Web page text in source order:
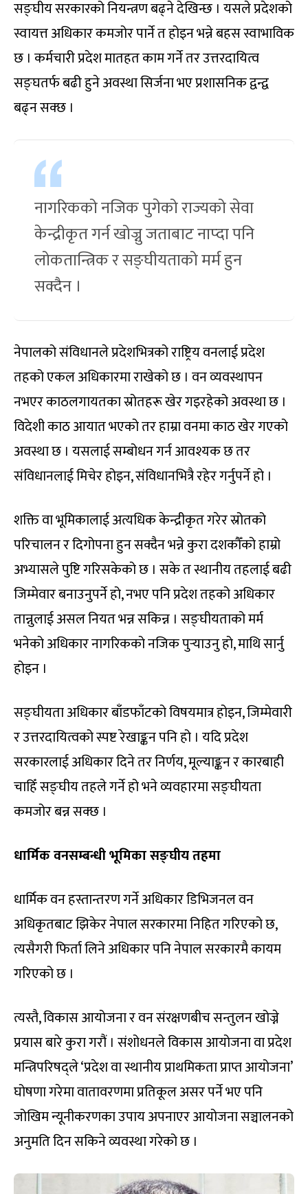
सङ्घीय सरकारको नियन्त्रण बढ्ने देखिन्छ । यसले प्रदेशको
स्वायत्त अधिकार कमजोर पार्ने त होइन भन्ने बहस स्वाभाविक
छ । कर्मचारी प्रदेश मातहत काम गर्ने तर उत्तरदायित्व
सङ्घतर्फ बढी हुने अवस्था सिर्जना भए प्रशासनिक द्वन्द्व
बढ्न सक्छ ।
नागरिकको नजिक पुगेको राज्यको सेवा
केन्द्रीकृत गर्न खोज्नु जताबाट नाप्दा पनि
लोकतान्त्रिक र सङ्घीयताको मर्म हुन
सक्दैन ।
नेपालको संविधानले प्रदेशभित्रको राष्ट्रिय वनलाई प्रदेश
तहको एकल अधिकारमा राखेको छ । वन व्यवस्थापन
नभएर काठलगायतका स्रोतहरू खेर गइरहेको अवस्था छ ।
विदेशी काठ आयात भएको तर हाम्रा वनमा काठ खेर गएको
अवस्था छ । यसलाई सम्बोधन गर्न आवश्यक छ तर
संविधानलाई मिचेर होइन, संविधानभित्रै रहेर गर्नुपर्ने हो ।
शक्ति वा भूमिकालाई अत्यधिक केन्द्रीकृत गरेर स्रोतको
परिचालन र दिगोपना हुन सक्दैन भन्ने कुरा दशकौँको हाम्रो
अभ्यासले पुष्टि गरिसकेको छ । सके त स्थानीय तहलाई बढी
जिम्मेवार बनाउनुपर्ने हो, नभए पनि प्रदेश तहको अधिकार
तान्नुलाई असल नियत भन्न सकिन्न । सङ्घीयताको मर्म
भनेको अधिकार नागरिकको नजिक पुर्‍याउनु हो, माथि सार्नु
होइन ।
सङ्घीयता अधिकार बाँडफाँटको विषयमात्र होइन, जिम्मेवारी
र उत्तरदायित्वको स्पष्ट रेखाङ्कन पनि हो । यदि प्रदेश
सरकारलाई अधिकार दिने तर निर्णय, मूल्याङ्कन र कारबाही
चाहिँ सङ्घीय तहले गर्ने हो भने व्यवहारमा सङ्घीयता
कमजोर बन्न सक्छ ।
धार्मिक वनसम्बन्धी भूमिका सङ्घीय तहमा
धार्मिक वन हस्तान्तरण गर्ने अधिकार डिभिजनल वन
अधिकृतबाट झिकेर नेपाल सरकारमा निहित गरिएको छ,
त्यसैगरी फिर्ता लिने अधिकार पनि नेपाल सरकारमै कायम
गरिएको छ ।
त्यस्तै, विकास आयोजना र वन संरक्षणबीच सन्तुलन खोज्ने
प्रयास बारे कुरा गरौं । संशोधनले विकास आयोजना वा प्रदेश
मन्त्रिपरिषद्ले ‘प्रदेश वा स्थानीय प्राथमिकता प्राप्त आयोजना’
घोषणा गरेमा वातावरणमा प्रतिकूल असर पर्ने भए पनि
जोखिम न्यूनीकरणका उपाय अपनाएर आयोजना सञ्चालनको
अनुमति दिन सकिने व्यवस्था गरेको छ ।